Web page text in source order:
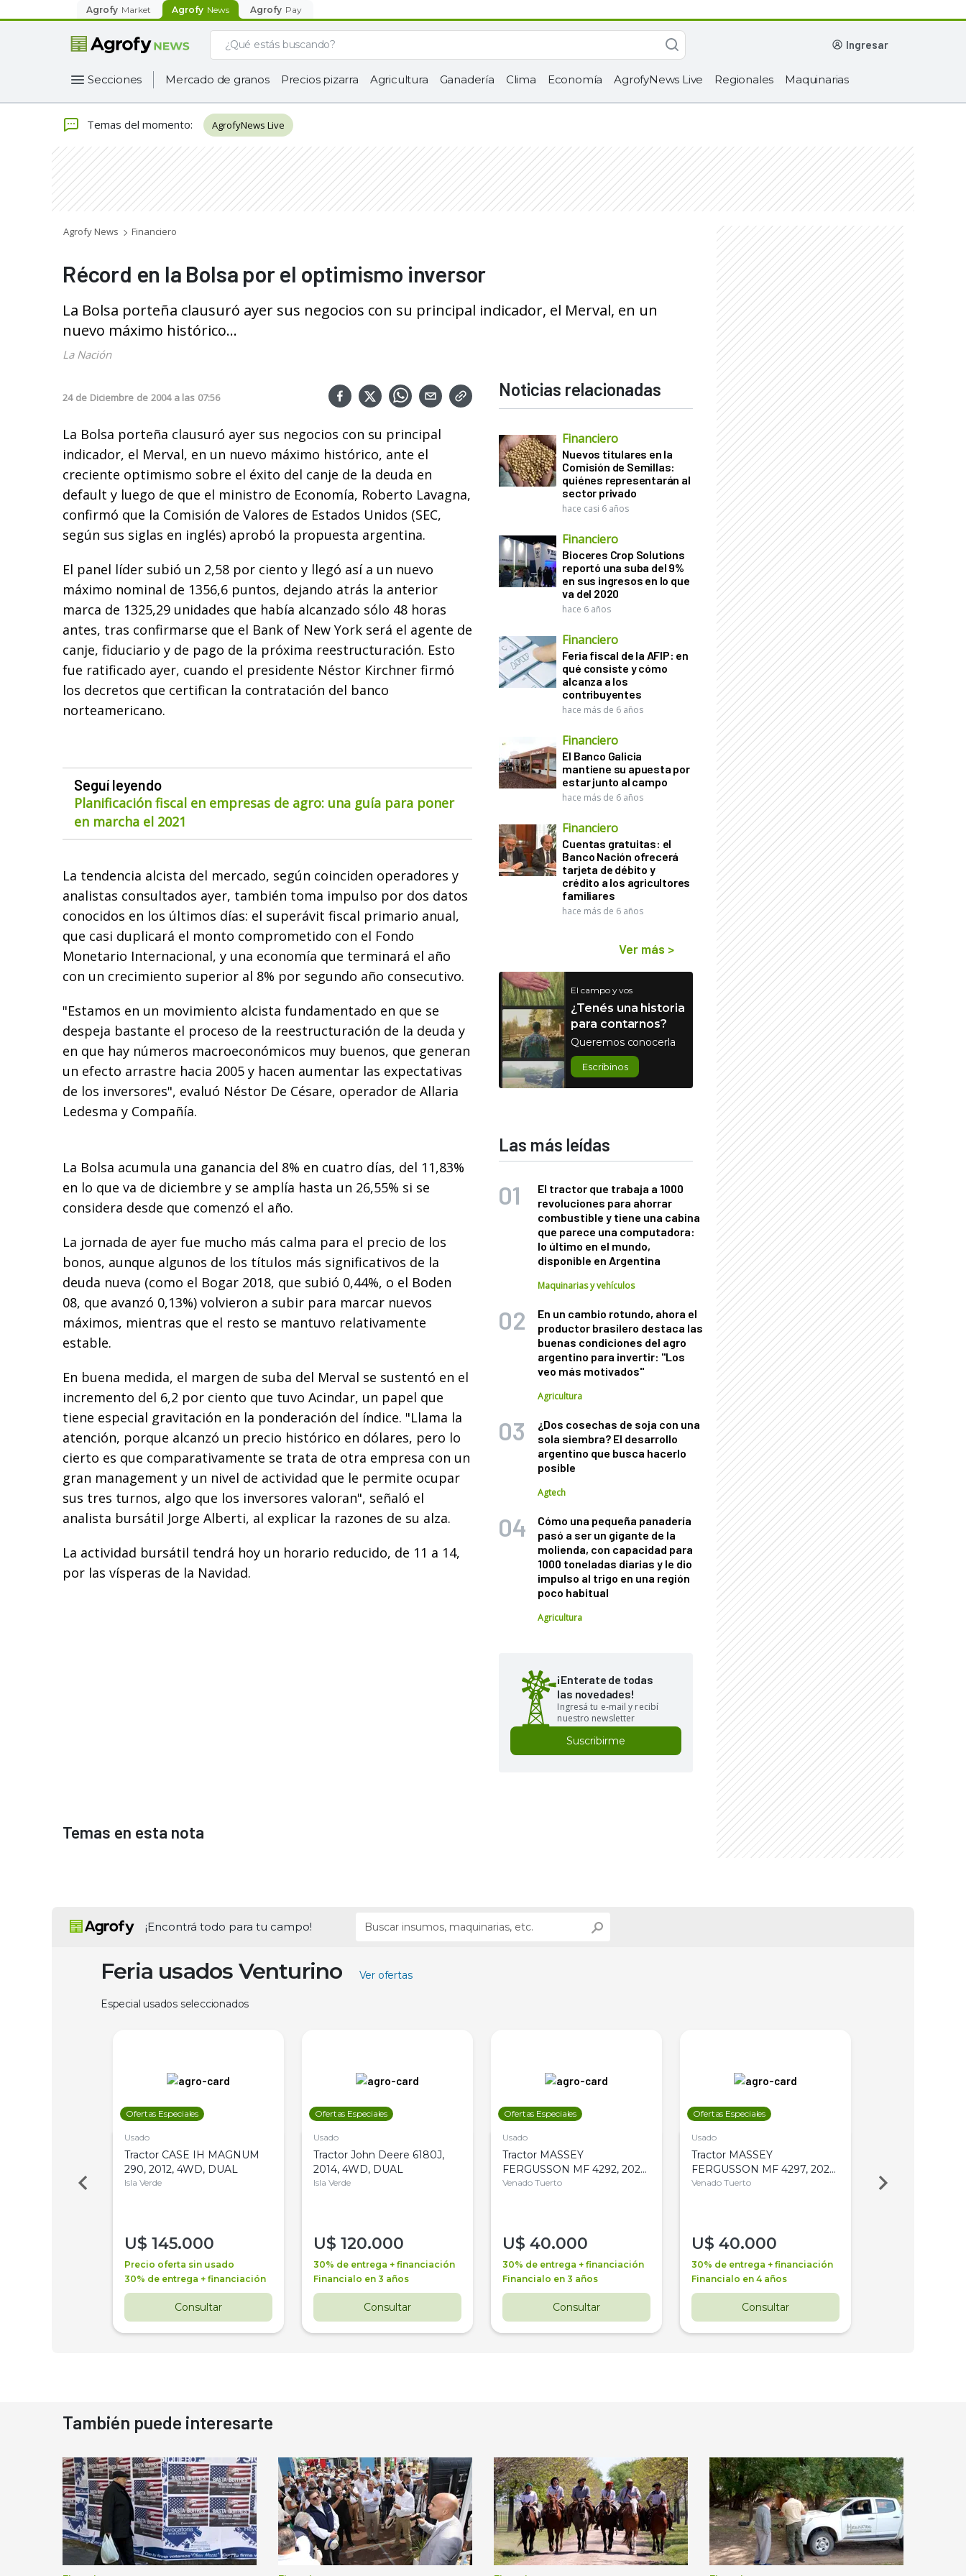
Agrofy Market Agrofy News Agrofy Pay
ingresar
Secciones Mercado de granos Precios pizarra Agricultura Ganadería Clima Economía AgrofyNews Live Regionales Maquinarias
Temas del momento: AgrofyNews Live
Agrofy News Financiero
Récord en la Bolsa por el optimismo inversor
La Bolsa porteña clausuró ayer sus negocios con su principal indicador, el Merval, en un
nuevo máximo histórico...
La Nación
24 de Diciembre de 2004 a las 07:56
La Bolsa porteña clausuró ayer sus negocios con su principal
indicador, el Merval, en un nuevo máximo histórico, ante el
creciente optimismo sobre el éxito del canje de la deuda en
default y luego de que el ministro de Economía, Roberto Lavagna,
confirmó que la Comisión de Valores de Estados Unidos (SEC,
según sus siglas en inglés) aprobó la propuesta argentina.
El panel líder subió un 2,58 por ciento y llegó así a un nuevo
máximo nominal de 1356,6 puntos, dejando atrás la anterior
marca de 1325,29 unidades que había alcanzado sólo 48 horas
antes, tras confirmarse que el Bank of New York será el agente de
canje, fiduciario y de pago de la próxima reestructuración. Esto
fue ratificado ayer, cuando el presidente Néstor Kirchner firmó
los decretos que certifican la contratación del banco
norteamericano.
Seguí leyendo
Planificación fiscal en empresas de agro: una guía para poner
en marcha el 2021
La tendencia alcista del mercado, según coinciden operadores y
analistas consultados ayer, también toma impulso por dos datos
conocidos en los últimos días: el superávit fiscal primario anual,
que casi duplicará el monto comprometido con el Fondo
Monetario Internacional, y una economía que terminará el año
con un crecimiento superior al 8% por segundo año consecutivo.
"Estamos en un movimiento alcista fundamentado en que se
despeja bastante el proceso de la reestructuración de la deuda y
en que hay números macroeconómicos muy buenos, que generan
un efecto arrastre hacia 2005 y hacen aumentar las expectativas
de los inversores", evaluó Néstor De Césare, operador de Allaria
Ledesma y Compañía.
La Bolsa acumula una ganancia del 8% en cuatro días, del 11,83%
en lo que va de diciembre y se amplía hasta un 26,55% si se
considera desde que comenzó el año.
La jornada de ayer fue mucho más calma para el precio de los
bonos, aunque algunos de los títulos más significativos de la
deuda nueva (como el Bogar 2018, que subió 0,44%, o el Boden
08, que avanzó 0,13%) volvieron a subir para marcar nuevos
máximos, mientras que el resto se mantuvo relativamente
estable.
En buena medida, el margen de suba del Merval se sustentó en el
incremento del 6,2 por ciento que tuvo Acindar, un papel que
tiene especial gravitación en la ponderación del índice. "Llama la
atención, porque alcanzó un precio histórico en dólares, pero lo
cierto es que comparativamente se trata de otra empresa con un
gran management y un nivel de actividad que le permite ocupar
sus tres turnos, algo que los inversores valoran", señaló el
analista bursátil Jorge Alberti, al explicar la razones de su alza.
La actividad bursátil tendrá hoy un horario reducido, de 11 a 14,
por las vísperas de la Navidad.
Noticias relacionadas
Financiero
Nuevos titulares en la
Comisión de Semillas:
quiénes representarán al
sector privado
hace casi 6 años
Financiero
Bioceres Crop Solutions
reportó una suba del 9%
en sus ingresos en lo que
va del 2020
hace 6 años
Financiero
Feria fiscal de la AFIP: en
qué consiste y cómo
alcanza a los
contribuyentes
hace más de 6 años
Financiero
El Banco Galicia
mantiene su apuesta por
estar junto al campo
hace más de 6 años
Financiero
Cuentas gratuitas: el
Banco Nación ofrecerá
tarjeta de débito y
crédito a los agricultores
familiares
hace más de 6 años
Ver más >
El campo y vos
¿Tenés una historia
para contarnos?
Queremos conocerla
Escribinos
Las más leídas
El tractor que trabaja a 1000
revoluciones para ahorrar
combustible y tiene una cabina
que parece una computadora:
lo último en el mundo,
disponible en Argentina
Maquinarias y vehículos
En un cambio rotundo, ahora el
productor brasilero destaca las
buenas condiciones del agro
argentino para invertir: "Los
veo más motivados"
Agricultura
¿Dos cosechas de soja con una
sola siembra? El desarrollo
argentino que busca hacerlo
posible
Agtech
Cómo una pequeña panadería
pasó a ser un gigante de la
molienda, con capacidad para
1000 toneladas diarias y le dio
impulso al trigo en una región
poco habitual
Agricultura
¡Enterate de todas
las novedades!
Ingresá tu e-mail y recibí
nuestro newsletter
Suscribirme
Temas en esta nota
¡Encontrá todo para tu campo!
Feria usados Venturino Ver ofertas
Especial usados seleccionados
Ofertas Especiales
Usado
Tractor CASE IH MAGNUM
290, 2012, 4WD, DUAL
Isla Verde
U$ 145.000
Precio oferta sin usado
30% de entrega + financiación
Consultar
Ofertas Especiales
Usado
Tractor John Deere 6180J,
2014, 4WD, DUAL
Isla Verde
U$ 120.000
30% de entrega + financiación
Financialo en 3 años
Consultar
Ofertas Especiales
Usado
Tractor MASSEY
FERGUSSON MF 4292, 2020,
4WD, PATON
Venado Tuerto
U$ 40.000
30% de entrega + financiación
Financialo en 3 años
Consultar
Ofertas Especiales
Usado
Tractor MASSEY
FERGUSSON MF 4297, 2020,
4WD, PATON
Venado Tuerto
U$ 40.000
30% de entrega + financiación
Financialo en 4 años
Consultar
Venado Tuerto
También puede interesarte